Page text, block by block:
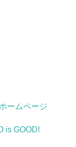
ームページ
is GOOD!